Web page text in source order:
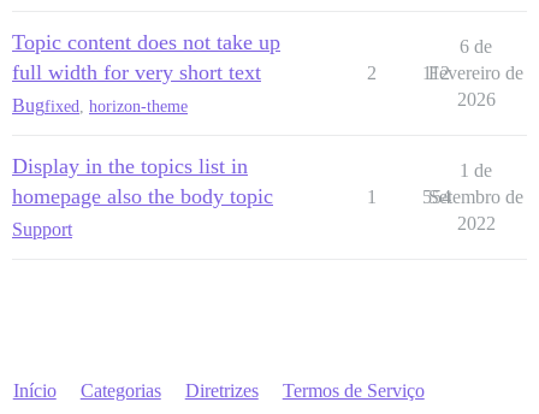
Topic content does not take up
full width for very short text
Bugfixed horizon-theme
2 112
6 de
Fevereiro de
2026
Display in the topics list in
homepage also the body topic
Support
1 554
1 de
Setembro de
2022
Início Categorias Diretrizes Termos de Serviço